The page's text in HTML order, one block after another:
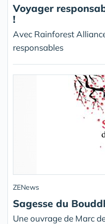
Voyager
!
Avec Rainforest
responsables
ZENews
Sagesse du
Une ouvrage de Marc